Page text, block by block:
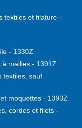
textiles et filature -
- 1330Z
mailles - 1391Z
textiles, sauf
moquettes - 1393Z
cordes et filets -